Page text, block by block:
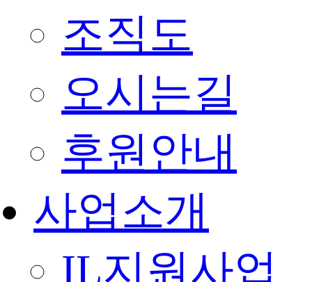
조직도
오시는길
후원안내
사업소개
IL지원사업